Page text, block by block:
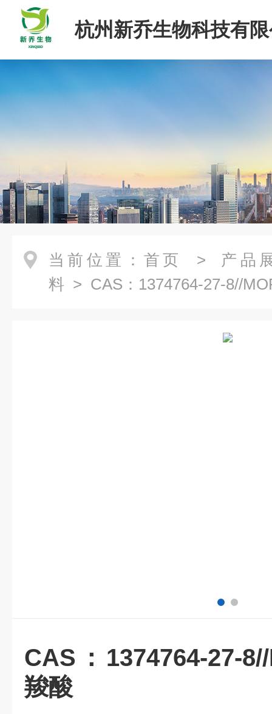
杭州新乔生物科技有
当前位置： 首页 > 产品
料 > CAS：1374764-27-8//
CAS：1374764-27-
羧酸